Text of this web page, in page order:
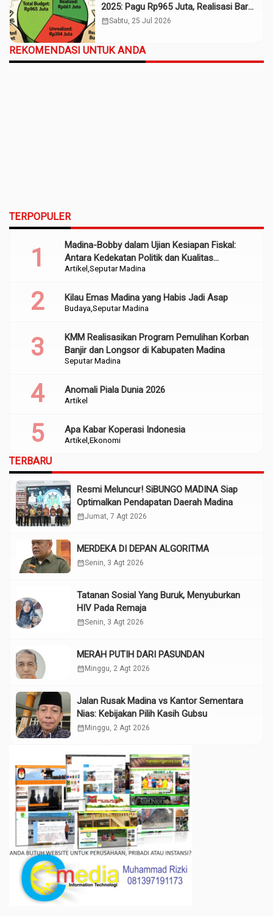
2025: Pagu Rp965 Juta, Realisasi Baru
Rp661 Juta
calendar_monthSabtu, 25 Jul 2026
REKOMENDASI UNTUK ANDA
TERPOPULER
Artikel Seputar Madina
Madina-Bobby dalam Ujian Kesiapan Fiskal:
Antara Kedekatan Politik dan Kualitas
Perencanaan
Budaya Seputar Madina
Kilau Emas Madina yang Habis Jadi Asap
Seputar Madina
KMM Realisasikan Program Pemulihan Korban
Banjir dan Longsor di Kabupaten Madina
Artikel
Anomali Piala Dunia 2026
Artikel Ekonomi
Apa Kabar Koperasi Indonesia
TERBARU
Resmi Meluncur! SiBUNGO MADINA Siap
Optimalkan Pendapatan Daerah Madina
calendar_monthJumat, 7 Agt 2026
MERDEKA DI DEPAN ALGORITMA
calendar_monthSenin, 3 Agt 2026
Tatanan Sosial Yang Buruk, Menyuburkan
HIV Pada Remaja
calendar_monthSenin, 3 Agt 2026
MERAH PUTIH DARI PASUNDAN
calendar_month Minggu, 2 Agt 2026
Jalan Rusak Madina vs Kantor Sementara
Nias: Kebijakan Pilih Kasih Gubsu
calendar_month Minggu, 2 Agt 2026